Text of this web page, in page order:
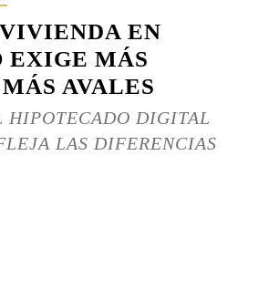
EN
EXIGE MÁS
AVALES
HIPOTECADO DIGITAL
LAS DIFERENCIAS